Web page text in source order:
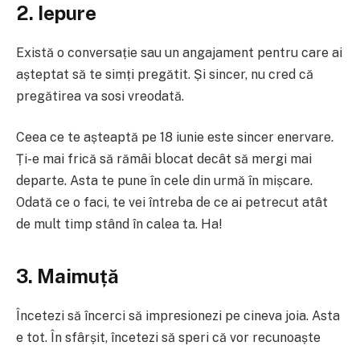
2. Iepure
Există o conversație sau un angajament pentru care ai
așteptat să te simți pregătit. Și sincer, nu cred că
pregătirea va sosi vreodată.
Ceea ce te așteaptă pe 18 iunie este sincer enervare.
Ți-e mai frică să rămâi blocat decât să mergi mai
departe. Asta te pune în cele din urmă în mișcare.
Odată ce o faci, te vei întreba de ce ai petrecut atât
de mult timp stând în calea ta. Ha!
3. Maimuță
Încetezi să încerci să impresionezi pe cineva joia. Asta
e tot. În sfârșit, încetezi să speri că vor recunoaște